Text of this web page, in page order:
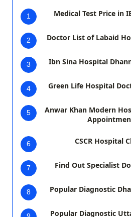
1 Medical Test Price in
2 Doctor List of Labaid
3 Ibn Sina Hospital
4 Green Life Hospital
5
Anwar Khan Modern
6 CSCR Hospital
7 Find Out Specialist
8 Popular Diagnostic
Popular Diagnostic